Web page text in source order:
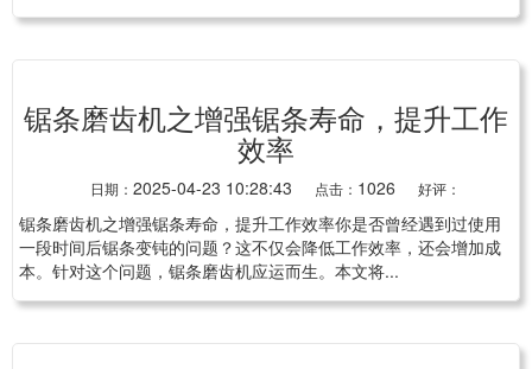
锯条磨齿机之增强锯条寿命，提升工作
效率
日期： 2025-04-23 10:28:43 点击： 1026 好评：
锯条磨齿机之增强锯条寿命，提升工作效率你是否曾经遇到过使用
一段时间后锯条变钝的问题？这不仅会降低工作效率，还会增加成
本。针对这个问题，锯条磨齿机应运而生。本文将...